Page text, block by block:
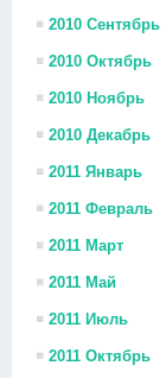
2010 Сентябрь
2010 Октябрь
2010 Ноябрь
2010 Декабрь
2011 Январь
2011 Февраль
2011 Март
2011 Май
2011 Июль
2011 Октябрь